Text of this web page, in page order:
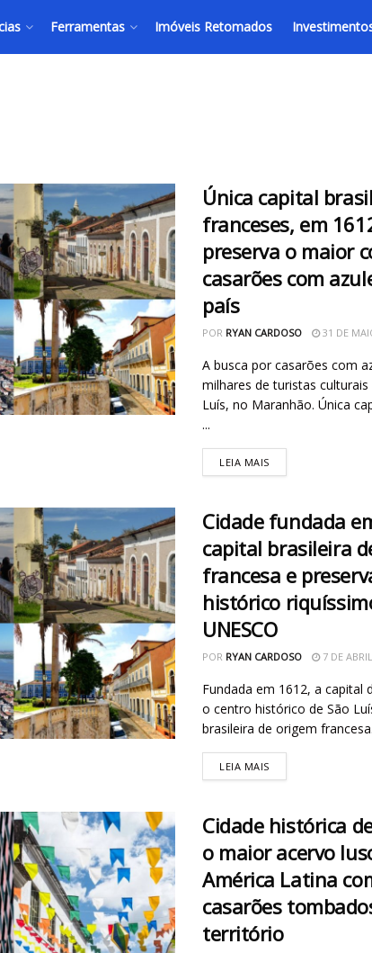
Ferramentas Imóveis Retomados
Única capital
franceses, em
preserva o maior
casarões com
país
POR RYAN CARDOSO 31 DE
A busca por casarões com
milhares de turistas
Luís, no Maranhão. Única
...
LEIA MAIS
Cidade fundada
capital brasileira
francesa e
histórico
UNESCO
POR RYAN CARDOSO 7 DE
Fundada em 1612, a capital
o centro histórico de São
brasileira de origem
LEIA MAIS
Cidade histórica
o maior acervo
América Latina
casarões
território